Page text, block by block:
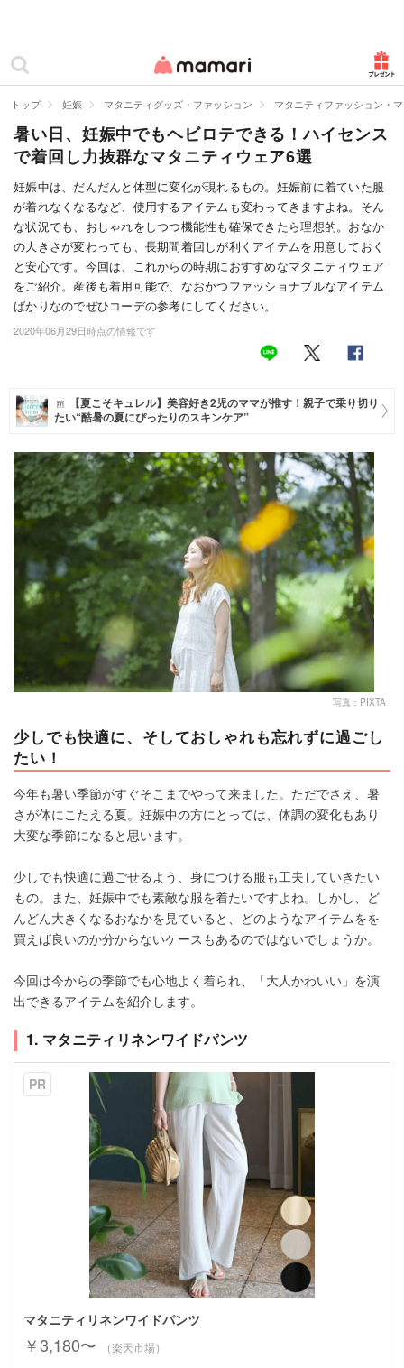
ママリ
カテゴリー一覧
妊娠
出産
赤ちゃん・育児
子育て・家族
病院
住まい
トレンド・イベント
トップ 妊娠 マタニティグッズ・ファッション マタニティファッション・
暑い日、妊娠中でもヘビロテできる！ハイセンス
で着回し力抜群なマタニティウェア6選
妊娠中は、だんだんと体型に変化が現れるもの。妊娠前に着ていた服
が着れなくなるなど、使用するアイテムも変わってきますよね。そん
な状況でも、おしゃれをしつつ機能性も確保できたら理想的。おなか
の大きさが変わっても、長期間着回しが利くアイテムを用意しておく
と安心です。今回は、これからの時期におすすめなマタニティウェア
をご紹介。産後も着用可能で、なおかつファッショナブルなアイテム
ばかりなのでぜひコーデの参考にしてください。
2020年06月29日時点の情報です
【夏こそキュレル】美容好き2児のママが推す！親子で乗り切り
たい“酷暑の夏にぴったりのスキンケア”
写真：PIXTA
少しでも快適に、そしておしゃれも忘れずに過ごし
たい！
今年も暑い季節がすぐそこまでやって来ました。ただでさえ、暑
さが体にこたえる夏。妊娠中の方にとっては、体調の変化もあり
大変な季節になると思います。
少しでも快適に過ごせるよう、身につける服も工夫していきたい
もの。また、妊娠中でも素敵な服を着たいですよね。しかし、ど
んどん大きくなるおなかを見ていると、どのようなアイテムをを
買えば良いのか分からないケースもあるのではないでしょうか。
今回は今からの季節でも心地よく着られ、「大人かわいい」を演
出できるアイテムを紹介します。
1. マタニティリネンワイドパンツ
PR
マタニティリネンワイドパンツ
￥3,180〜
（楽天市場）